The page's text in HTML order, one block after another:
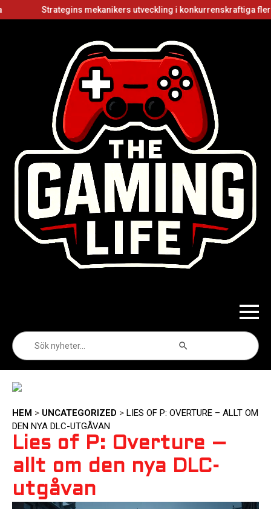
Strategins mekanikers utveckling i konkurrenskraftiga
efter:
HEM > UNCATEGORIZED > LIES OF P: OVERTURE – ALLT OM
DEN NYA DLC-UTGÅVAN
Lies of P: Overture –
allt om den nya DLC-
utgåvan